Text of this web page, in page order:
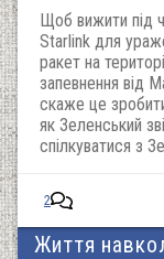
Щоб вижити під
Starlink для
ракет на
запевнення від
скаже це
як Зеленський
спілкуватися з
2
Життя